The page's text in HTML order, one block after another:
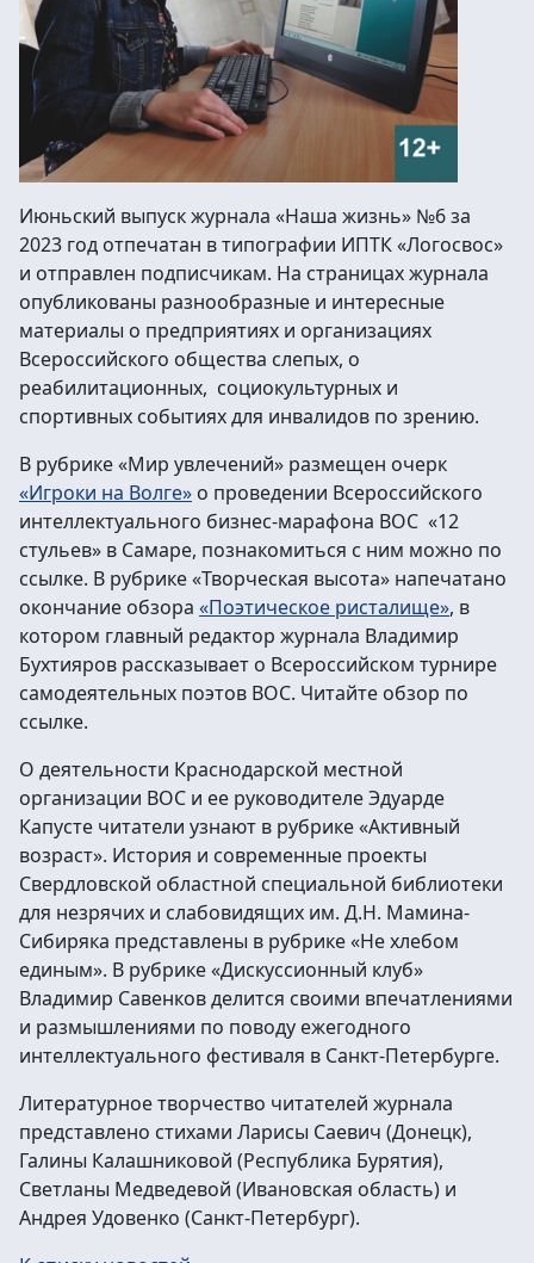
Июньский выпуск журнала «Наша жизнь» №6 за
2023 год отпечатан в типографии ИПТК «Логосвос»
и отправлен подписчикам. На страницах журнала
опубликованы разнообразные и интересные
материалы о предприятиях и организациях
Всероссийского общества слепых, о
реабилитационных, социокультурных и
спортивных событиях для инвалидов по зрению.
В рубрике «Мир увлечений» размещен очерк
«Игроки на Волге» о проведении Всероссийского
интеллектуального бизнес-марафона ВОС «12
стульев» в Самаре, познакомиться с ним можно по
ссылке. В рубрике «Творческая высота» напечатано
окончание обзора «Поэтическое ристалище», в
котором главный редактор журнала Владимир
Бухтияров рассказывает о Всероссийском турнире
самодеятельных поэтов ВОС. Читайте обзор по
ссылке.
О деятельности Краснодарской местной
организации ВОС и ее руководителе Эдуарде
Капусте читатели узнают в рубрике «Активный
возраст». История и современные проекты
Свердловской областной специальной библиотеки
для незрячих и слабовидящих им. Д.Н. Мамина-
Сибиряка представлены в рубрике «Не хлебом
единым». В рубрике «Дискуссионный клуб»
Владимир Савенков делится своими впечатлениями
и размышлениями по поводу ежегодного
интеллектуального фестиваля в Санкт-Петербурге.
Литературное творчество читателей журнала
представлено стихами Ларисы Саевич (Донецк),
Галины Калашниковой (Республика Бурятия),
Светланы Медведевой (Ивановская область) и
Андрея Удовенко (Санкт-Петербург).